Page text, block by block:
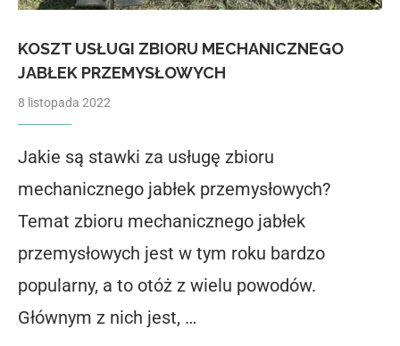
KOSZT USŁUGI ZBIORU MECHANICZNEGO
JABŁEK PRZEMYSŁOWYCH
8 listopada 2022
Jakie są stawki za usługę zbioru
mechanicznego jabłek przemysłowych?
Temat zbioru mechanicznego jabłek
przemysłowych jest w tym roku bardzo
popularny, a to otóż z wielu powodów.
Głównym z nich jest, …